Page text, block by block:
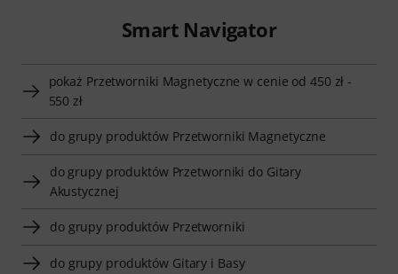
Smart Navigator
pokaż Przetworniki Magnetyczne w cenie od 450 zł -
550 zł
do grupy produktów Przetworniki Magnetyczne
do grupy produktów Przetworniki do Gitary
Akustycznej
do grupy produktów Przetworniki
do grupy produktów Gitary i Basy